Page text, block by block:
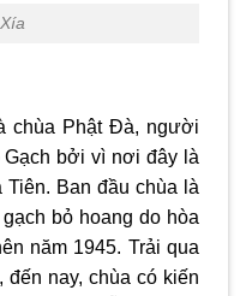
chùa Phật Đà, người
bởi vì nơi đây là
Tiên. Ban đầu chùa là
bỏ hoang do hòa
năm 1945. Trải qua
đến nay, chùa có kiến